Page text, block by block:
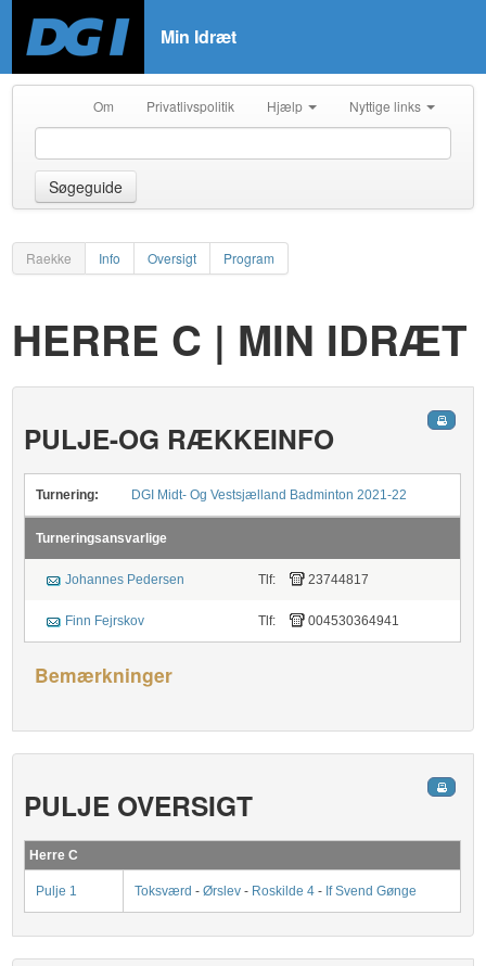
Min Idræt
Om Privatlivspolitik Hjælp Nyttige links
Søgeguide
Raekke Info Oversigt Program
HERRE C | MIN IDRÆT
PULJE-OG RÆKKEINFO
Turnering: DGI Midt- Og Vestsjælland Badminton 2021-22
Turneringsansvarlige
Johannes Pedersen Tlf: 23744817
Finn Fejrskov Tlf: 004530364941
Bemærkninger
PULJE OVERSIGT
Herre C
Pulje 1 Toksværd -Ørslev - Roskilde 4 - If Svend Gønge